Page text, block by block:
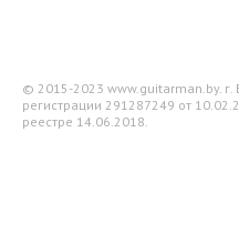
© 2015-2023 www.guitarman.by. г.
регистрации 291287249 от
реестре 14.06.2018.